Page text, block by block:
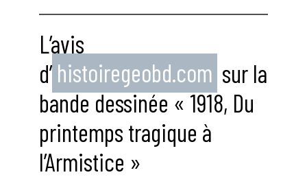
L’avis
d’ histoiregeobd.com sur la
bande dessinée « 1918, Du
printemps tragique à
l’Armistice »